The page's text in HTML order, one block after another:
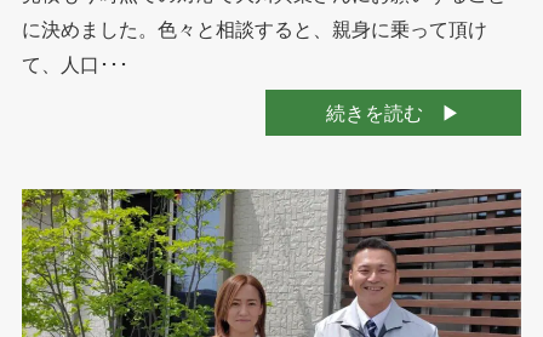
に決めました。色々と相談すると、親身に乗って頂け
て、人口･･･
続きを読む